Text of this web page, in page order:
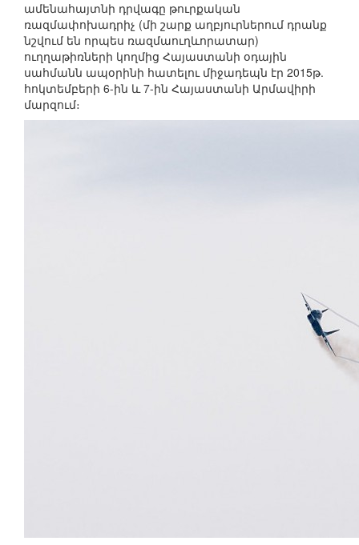
ամենահայտնի դրվագը թուրքական
ռազմափոխադրիչ (մի շարք աղբյուրներում դրանք
նշվում են որպես ռազմաուղևորատար)
ուղղաթիռների կողմից Հայաստանի օդային
սահմանն ապօրինի հատելու միջադեպն էր 2015թ.
հոկտեմբերի 6-ին և 7-ին Հայաստանի Արմավիրի
մարզում։